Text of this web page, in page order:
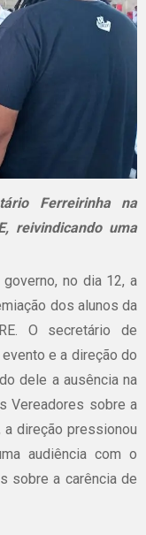
Ferreirinha na
reivindicando uma
no dia 12, a
dos alunos da
O secretário de
evento e a direção do
dele a ausência na
Vereadores sobre a
direção pressionou
audiência com o
sobre a carência de